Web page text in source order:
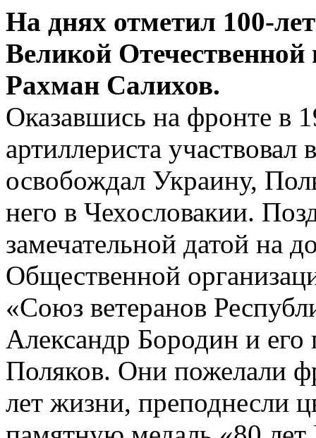
На днях отметил 100-
Великой
Рахман Салихов.
Оказавшись на фронте в
артиллериста
освобождал Украину,
него в Чехословакии.
замечательной датой на
Общественной
«Союз ветеранов
Александр Бородин и его
Поляков. Они пожелали
лет жизни, преподнесли